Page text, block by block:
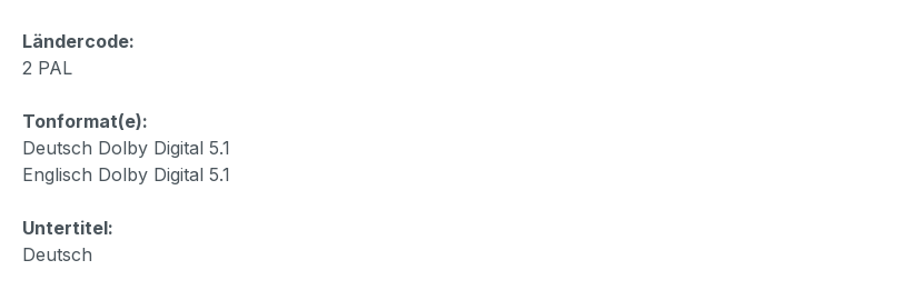
Ländercode:
2 PAL
Tonformat(e):
Deutsch Dolby Digital 5.1
Englisch Dolby Digital 5.1
Untertitel:
Deutsch